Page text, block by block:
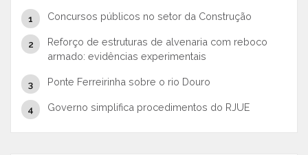
Concursos públicos no setor da Construção
Reforço de estruturas de alvenaria com reboco
armado: evidências experimentais
Ponte Ferreirinha sobre o rio Douro
Governo simplifica procedimentos do RJUE